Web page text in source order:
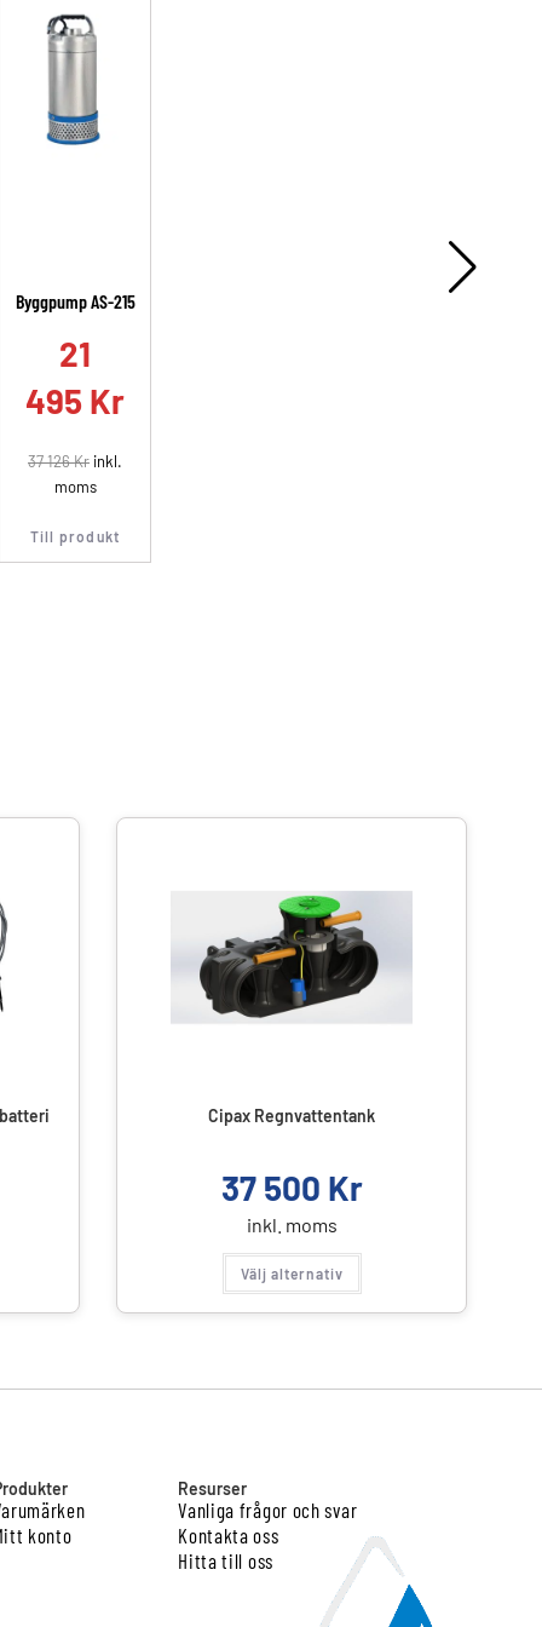
Byggpump AS-215
21
495 Kr
37 126Kr inkl.
moms
Till produkt
Cipax Regnvattentank
37 500 Kr
inkl. moms
Välj alternativ
konto
Resurser
Vanliga frågor och svar
Kontakta oss
Hitta till oss